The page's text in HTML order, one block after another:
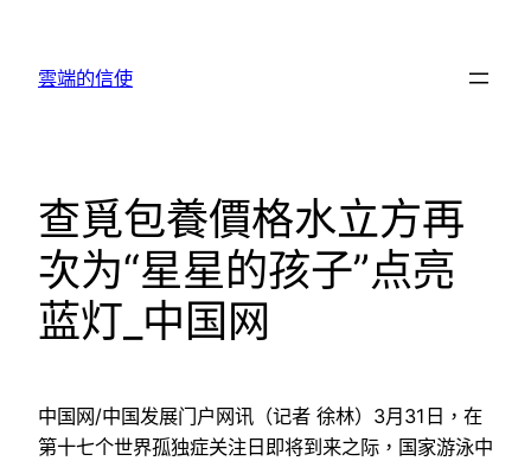
雲端的信使
查覓包養價格水立方再
次为“星星的孩子”点亮
蓝灯_中国网
中国网/中国发展门户网讯（记者 徐林）3月31日，在
第十七个世界孤独症关注日即将到来之际，国家游泳中